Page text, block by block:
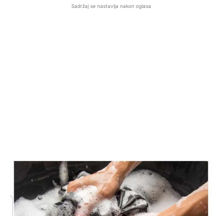
Sadržaj se nastavlja nakon oglasa